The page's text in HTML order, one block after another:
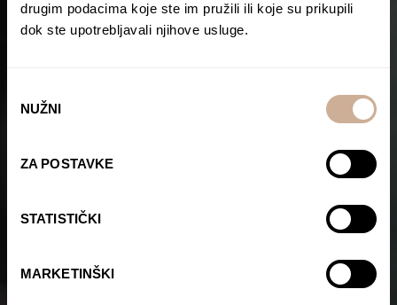
drugim podacima koje ste im pružili ili koje su prikupili
dok ste upotrebljavali njihove usluge.
pristanka
NUŽNI
ZA POSTAVKE
STATISTIČKI
MARKETINŠKI